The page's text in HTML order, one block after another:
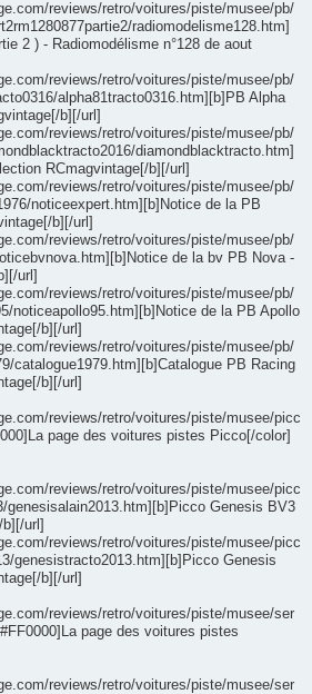
reviews/retro/voitures/piste/musee/pb/
radiomodelisme128.htm]
2 ) - Radiomodélisme n°128 de aout
reviews/retro/voitures/piste/musee/pb/
alpha81tracto0316.htm][b]PB Alpha
b][/url]
reviews/retro/voitures/piste/musee/pb/
diamondblacktracto.htm]
RCmagvintage[/b][/url]
reviews/retro/voitures/piste/musee/pb/
noticeexpert.htm][b]Notice de la PB
b][/url]
reviews/retro/voitures/piste/musee/pb/
de la bv PB Nova -
url]
reviews/retro/voitures/piste/musee/pb/
noticeapollo95.htm][b]Notice de la PB Apollo
b][/url]
reviews/retro/voitures/piste/musee/pb/
catalogue1979.htm][b]Catalogue PB Racing
b][/url]
reviews/retro/voitures/piste/musee/picc
page des voitures pistes Picco[/color]
reviews/retro/voitures/piste/musee/picc
genesisalain2013.htm][b]Picco Genesis BV3
url]
reviews/retro/voitures/piste/musee/picc
genesistracto2013.htm][b]Picco Genesis
b][/url]
reviews/retro/voitures/piste/musee/ser
page des voitures pistes
reviews/retro/voitures/piste/musee/ser